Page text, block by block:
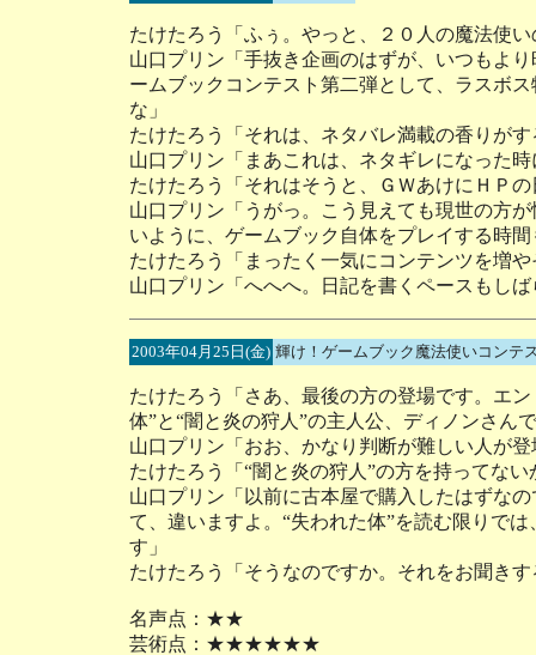
たけたろう「ふぅ。やっと、２０人の魔法使
山口プリン「手抜き企画のはずが、いつもよ
ームブックコンテスト第二弾として、ラスボ
な」
たけたろう「それは、ネタバレ満載の香りが
山口プリン「まあこれは、ネタギレになった
たけたろう「それはそうと、ＧＷあけにＨＰ
山口プリン「うがっ。こう見えても現世の方
いように、ゲームブック自体をプレイする時
たけたろう「まったく一気にコンテンツを増
山口プリン「へへへ。日記を書くペースもし
2003年04月25日(金) 輝け！ゲームブック魔法使いコンテ
たけたろう「さあ、最後の方の登場です。エ
体”と“闇と炎の狩人”の主人公、ディノンさん
山口プリン「おお、かなり判断が難しい人が
たけたろう「“闇と炎の狩人”の方を持ってない
山口プリン「以前に古本屋で購入したはずな
て、違いますよ。“失われた体”を読む限りで
す」
たけたろう「そうなのですか。それをお聞き
名声点：★★
芸術点：★★★★★★